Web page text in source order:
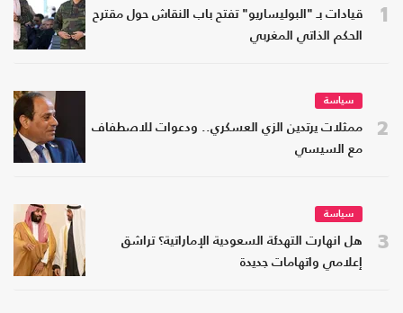
1
قيادات بـ "البوليساريو" تفتح باب النقاش حول مقترح
الحكم الذاتي المغربي
2
سياسة
ممثلات يرتدين الزي العسكري.. ودعوات للاصطفاف
مع السيسي
3
سياسة
هل انهارت التهدئة السعودية الإماراتية؟ تراشق
إعلامي واتهامات جديدة